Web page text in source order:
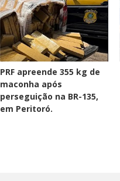
PRF apreende 355 kg de
maconha após
perseguição na BR-135,
em Peritoró.